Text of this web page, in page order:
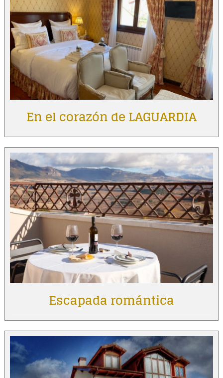
En el corazón de LAGUARDIA
Escapada romántica